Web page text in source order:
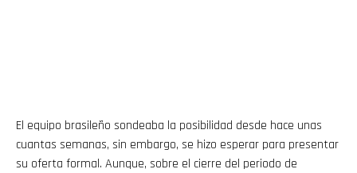
El equipo brasileño sondeaba la posibilidad desde hace unas
cuantas semanas, sin embargo, se hizo esperar para presentar
su oferta formal. Aunque, sobre el cierre del periodo de